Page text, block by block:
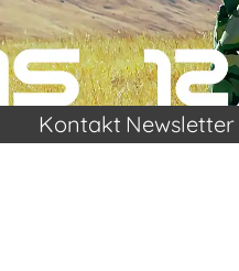
Kontakt Newsletter